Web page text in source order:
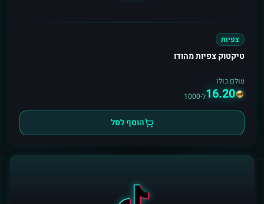
צפיות
טיקטוק צפיות מהודו
עולם כולו
16.20ל-1000
הוסף לסל